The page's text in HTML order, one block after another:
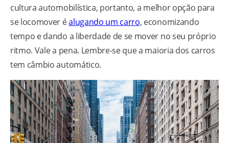
cultura automobilística, portanto, a melhor opção para
se locomover éalugando um carro, economizando
tempo e dando a liberdade de se mover no seu próprio
ritmo. Vale a pena. Lembre-se que a maioria dos carros
tem câmbio automático.